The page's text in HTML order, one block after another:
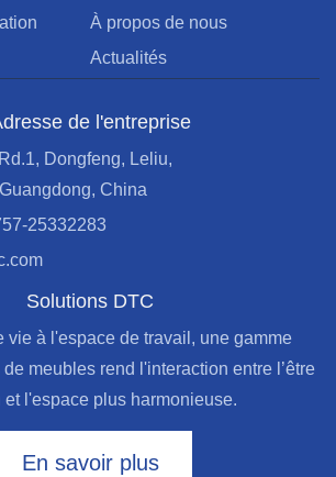
À propos de nous
Actualités
de l'entreprise
Dongfeng, Leliu,
China
25332283
Solutions DTC
vie à l'espace de travail, une gamme
meubles rend l'interaction entre l’être
et l'espace plus harmonieuse.
En savoir plus